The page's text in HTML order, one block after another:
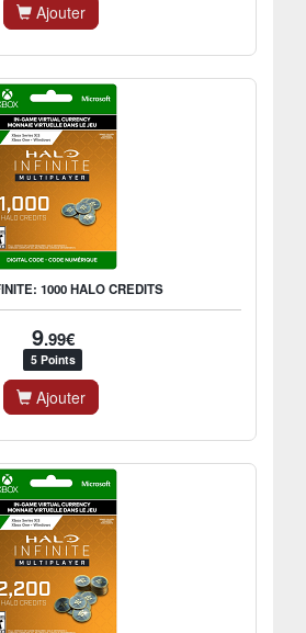
Ajouter
1000 HALO CREDITS
9.99€
5 Points
Ajouter